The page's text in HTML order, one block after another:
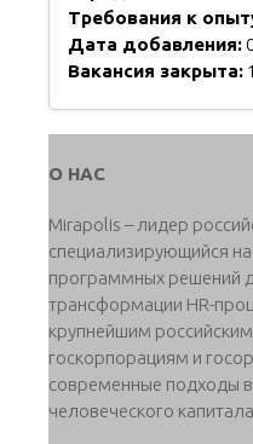
Требования к
Дата добавления:
Вакансия закрыта:
О НАС
Mirapolis – лидер
специализирующийся
программных решений
трансформации HR-
крупнейшим
госкорпорациям и
современные подходы
человеческого